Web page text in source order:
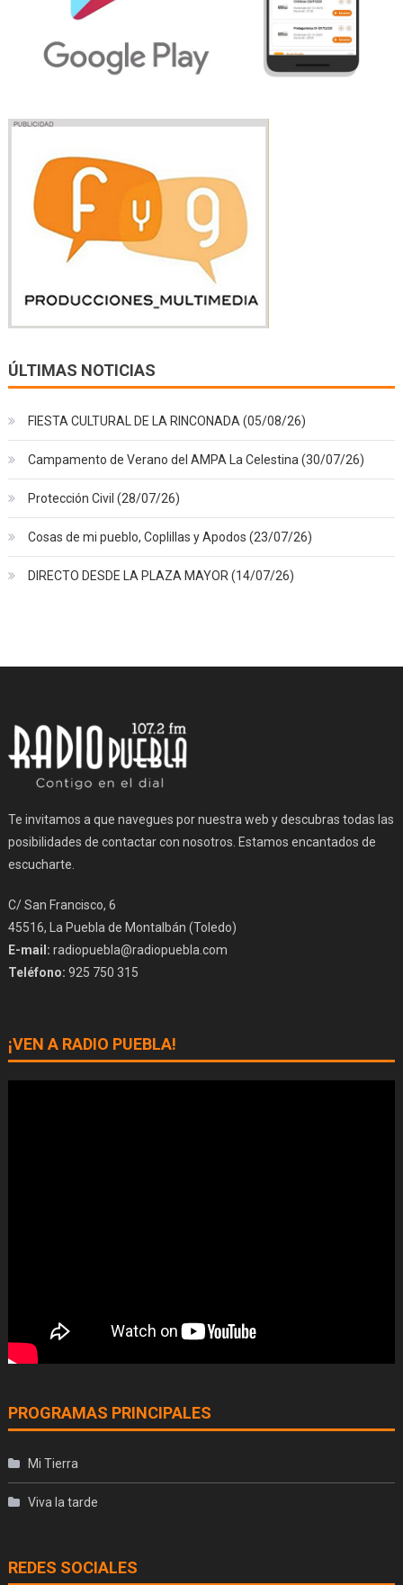
ÚLTIMAS NOTICIAS
FIESTA CULTURAL DE LA RINCONADA (05/08/26)
Campamento de Verano del AMPA La Celestina (30/07/26)
Protección Civil (28/07/26)
Cosas de mi pueblo, Coplillas y Apodos (23/07/26)
DIRECTO DESDE LA PLAZA MAYOR (14/07/26)
Te invitamos a que navegues por nuestra web y descubras todas las
posibilidades de contactar con nosotros. Estamos encantados de
escucharte.
C/ San Francisco, 6
45516, La Puebla de Montalbán (Toledo)
E-mail: radiopuebla@radiopuebla.com
Teléfono: 925 750 315
¡VEN A RADIO PUEBLA!
PROGRAMAS PRINCIPALES
Mi Tierra
Viva la tarde
REDES SOCIALES